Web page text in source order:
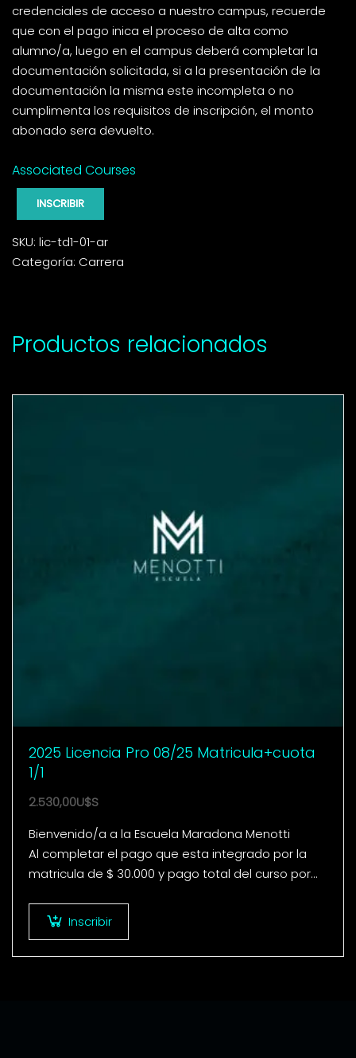
credenciales de acceso a nuestro campus, recuerde
que con el pago inica el proceso de alta como
alumno/a, luego en el campus deberá completar la
documentación solicitada, si a la presentación de la
documentación la misma este incompleta o no
cumplimenta los requisitos de inscripción, el monto
abonado sera devuelto.
Associated Courses
INSCRIBIR
SKU: lic-td1-01-ar
Categoría: Carrera
Productos relacionados
2025 Licencia Pro 08/25 Matricula+cuota
1/1
2.530,00U$S
Bienvenido/a a la Escuela Maradona Menotti
Al completar el pago que esta integrado por la
matricula de $ 30.000 y pago total del curso por
Inscribir